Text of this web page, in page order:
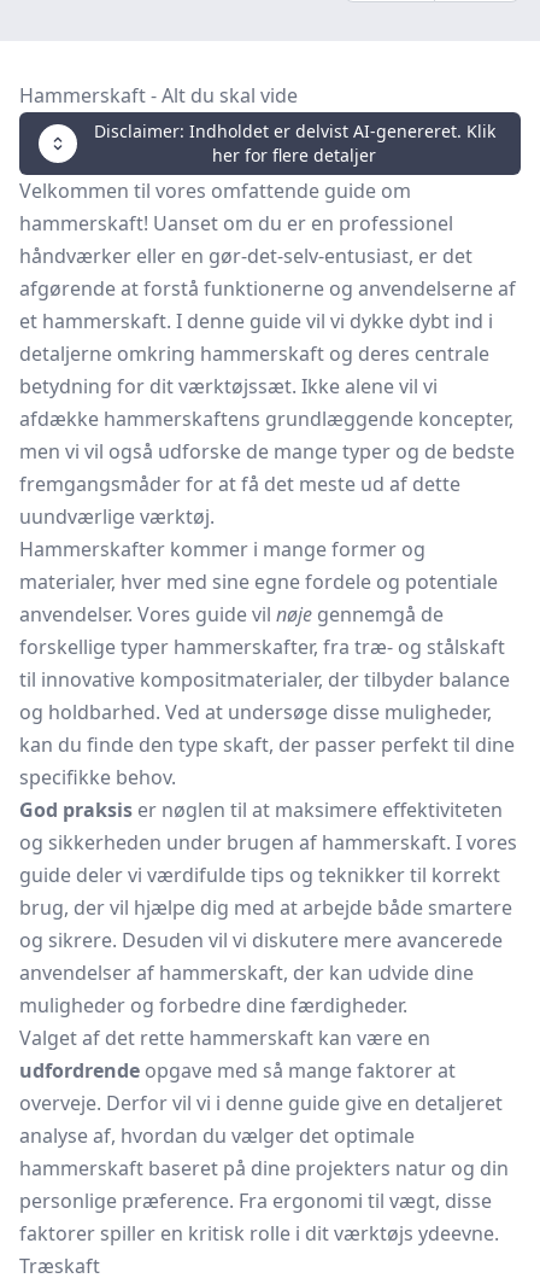
Hammerskaft - Alt du skal vide
Disclaimer: Indholdet er delvist AI-genereret. Klik
her for flere detaljer
Velkommen til vores omfattende guide om
hammerskaft! Uanset om du er en professionel
håndværker eller en gør-det-selv-entusiast, er det
afgørende at forstå funktionerne og anvendelserne af
et hammerskaft. I denne guide vil vi dykke dybt ind i
detaljerne omkring hammerskaft og deres centrale
betydning for dit værktøjssæt. Ikke alene vil vi
afdække hammerskaftens grundlæggende koncepter,
men vi vil også udforske de mange typer og de bedste
fremgangsmåder for at få det meste ud af dette
uundværlige værktøj.
Hammerskafter kommer i mange former og
materialer, hver med sine egne fordele og potentiale
anvendelser. Vores guide vil nøje gennemgå de
forskellige typer hammerskafter, fra træ- og stålskaft
til innovative kompositmaterialer, der tilbyder balance
og holdbarhed. Ved at undersøge disse muligheder,
kan du finde den type skaft, der passer perfekt til dine
specifikke behov.
God praksis er nøglen til at maksimere effektiviteten
og sikkerheden under brugen af hammerskaft. I vores
guide deler vi værdifulde tips og teknikker til korrekt
brug, der vil hjælpe dig med at arbejde både smartere
og sikrere. Desuden vil vi diskutere mere avancerede
anvendelser af hammerskaft, der kan udvide dine
muligheder og forbedre dine færdigheder.
Valget af det rette hammerskaft kan være en
udfordrende opgave med så mange faktorer at
overveje. Derfor vil vi i denne guide give en detaljeret
analyse af, hvordan du vælger det optimale
hammerskaft baseret på dine projekters natur og din
personlige præference. Fra ergonomi til vægt, disse
faktorer spiller en kritisk rolle i dit værktøjs ydeevne.
Træskaft